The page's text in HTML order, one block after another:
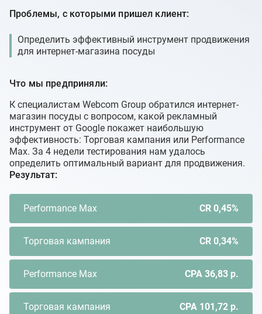
Проблемы, с которыми пришел клиент:
Определить эффективный инструмент продвижения
для интернет-магазина посуды
Что мы предприняли:
К специалистам Webcom Group обратился интернет-
магазин посуды с вопросом, какой рекламный
инструмент от Google покажет наибольшую
эффективность: Торговая кампания или Performance
Max. За 4 недели тестирования нам удалось
определить оптимальный вариант для продвижения.
Результат:
Performance Max CR 0,45%
Торговая кампания CR 0,34%
Performance Max CPA 36,83 р.
Торговая кампания CPA 101,72 р.